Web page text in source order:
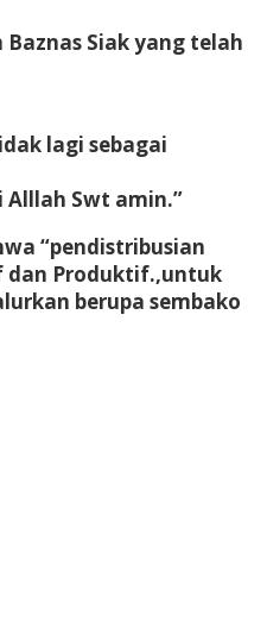
Siak yang telah
lagi sebagai
Swt amin.”
“pendistribusian
dan Produktif.,untuk
berupa sembako